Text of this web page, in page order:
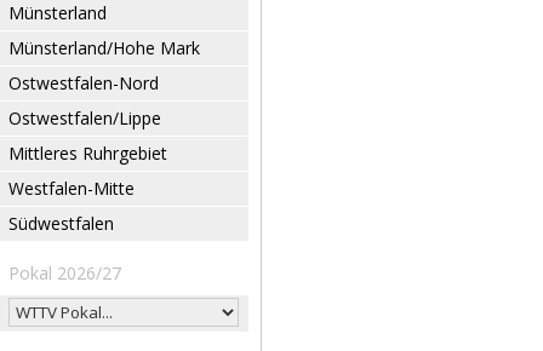
Münsterland
Münsterland/Hohe Mark
Ostwestfalen-Nord
Ostwestfalen/Lippe
Mittleres Ruhrgebiet
Westfalen-Mitte
Südwestfalen
Pokal 2026/27